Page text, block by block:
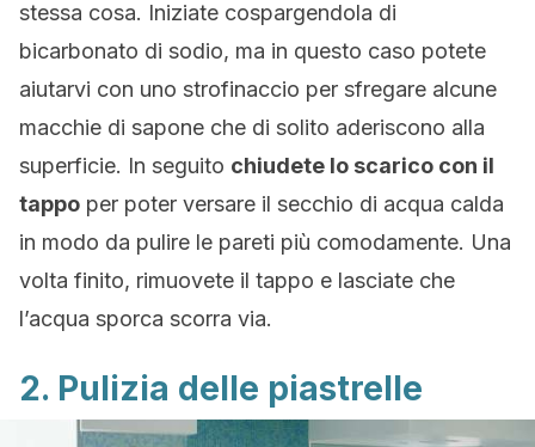
stessa cosa. Iniziate cospargendola di
bicarbonato di sodio, ma in questo caso potete
aiutarvi con uno strofinaccio per sfregare alcune
macchie di sapone che di solito aderiscono alla
superficie. In seguito chiudete lo scarico con il
tappo per poter versare il secchio di acqua calda
in modo da pulire le pareti più comodamente. Una
volta finito, rimuovete il tappo e lasciate che
l’acqua sporca scorra via.
2. Pulizia delle piastrelle